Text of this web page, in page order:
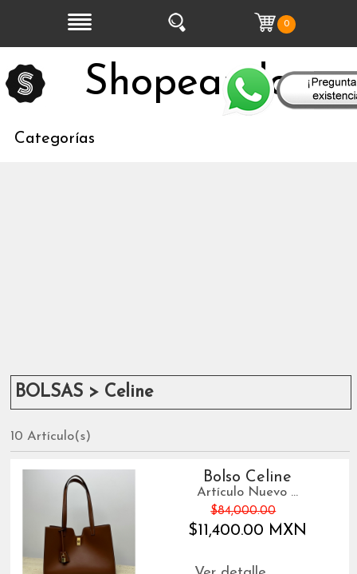
0
Shopeandoo
Categorías
BOLSAS > Celine
10 Artículo(s)
Bolso Celine
Artículo Nuevo ...
$84,000.00
$11,400.00 MXN